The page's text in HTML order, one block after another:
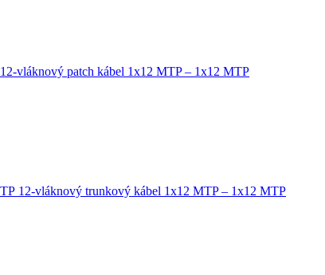
12-vláknový patch kábel 1x12 MTP – 1x12 MTP
12-vláknový trunkový kábel 1x12 MTP – 1x12 MTP